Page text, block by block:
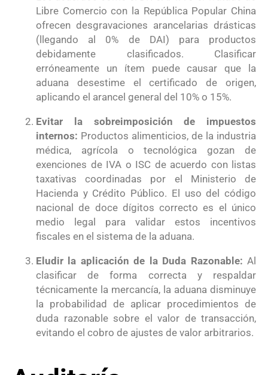
Libre Comercio con la República Popular China
ofrecen desgravaciones arancelarias drásticas
(llegando al 0% de DAI) para productos
debidamente clasificados. Clasificar
erróneamente un ítem puede causar que la
aduana desestime el certificado de origen,
aplicando el arancel general del 10% o 15%.
Evitar la sobreimposición de impuestos
internos: Productos alimenticios, de la industria
médica, agrícola o tecnológica gozan de
exenciones de IVA o ISC de acuerdo con listas
taxativas coordinadas por el Ministerio de
Hacienda y Crédito Público. El uso del código
nacional de doce dígitos correcto es el único
medio legal para validar estos incentivos
fiscales en el sistema de la aduana.
Eludir la aplicación de la Duda Razonable: Al
clasificar de forma correcta y respaldar
técnicamente la mercancía, la aduana disminuye
la probabilidad de aplicar procedimientos de
duda razonable sobre el valor de transacción,
evitando el cobro de ajustes de valor arbitrarios.